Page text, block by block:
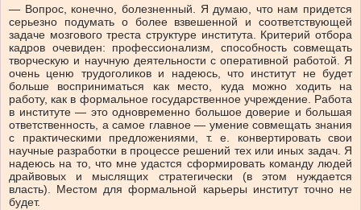
— Вопрос, конечно, болезненный. Я думаю, что нам придется
серьезно подумать о более взвешенной и соответствующей
задаче мозгового треста структуре института. Критерий отбора
кадров очевиден: профессионализм, способность совмещать
творческую и научную деятельности с оперативной работой. Я
очень ценю трудоголиков и надеюсь, что институт не будет
больше восприниматься как место, куда можно ходить на
работу, как в формальное государственное учреждение. Работа
в институте — это одновременно большое доверие и большая
ответственность, а самое главное — умение совмещать знания
с практическими предложениями, т. е. конвертировать свои
научные разработки в процессе решений тех или иных задач. Я
надеюсь на то, что мне удастся сформировать команду людей
драйвовых и мыслящих стратегически (в этом нуждается
власть). Местом для формальной карьеры институт точно не
будет.